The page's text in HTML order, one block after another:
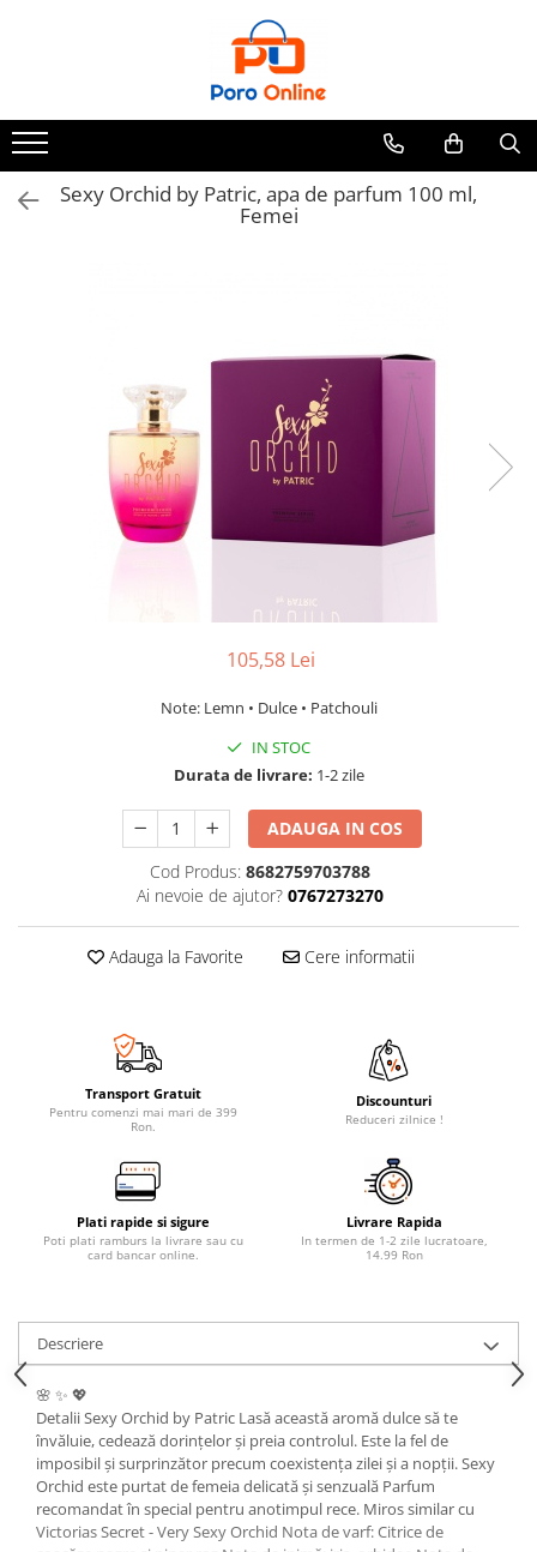
Clone
Parfum Barbati
Parfum Femei
Sexy Orchid by Patric, apa de parfum 100 ml,
Femei
105,58 Lei
Note: Lemn • Dulce • Patchouli
IN STOC
Durata de livrare: 1-2 zile
ADAUGA IN COS
Cod Produs: 8682759703788
Ai nevoie de ajutor? 0767273270
Adauga la Favorite Cere informatii
Transport Gratuit
Pentru comenzi mai mari de 399
Ron.
Discounturi
Reduceri zilnice !
Plati rapide si sigure
Poti plati ramburs la livrare sau cu
card bancar online.
Livrare Rapida
In termen de 1-2 zile lucratoare,
14.99 Ron
Descriere
🌸 ✨ 💖
Detalii Sexy Orchid by Patric Lasă această aromă dulce să te
învăluie, cedează dorințelor și preia controlul. Este la fel de
imposibil și surprinzător precum coexistența zilei și a nopții. Sexy
Orchid este purtat de femeia delicată și senzuală Parfum
recomandat în special pentru anotimpul rece. Miros similar cu
Victorias Secret - Very Sexy Orchid Nota de varf: Citrice de